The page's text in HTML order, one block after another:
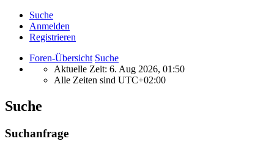
Suche
Anmelden
Registrieren
Foren-Übersicht Suche
Aktuelle Zeit: 6. Aug 2026, 01:50
Alle Zeiten sind UTC+02:00
Suche
Suchanfrage